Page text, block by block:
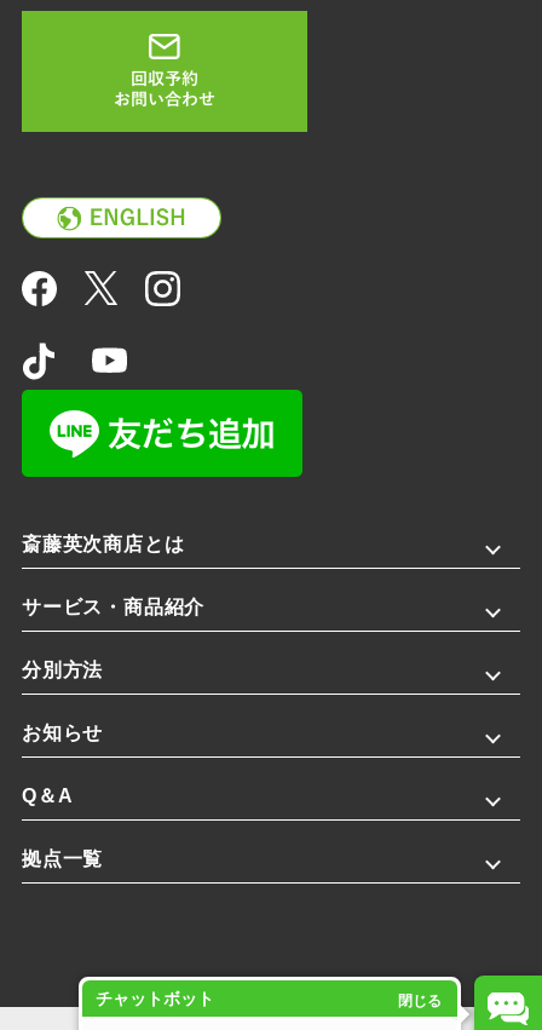
斎藤英次商店とは
サービス・商品紹介
分別方法
お知らせ
Q＆A
拠点一覧
チャットボット 閉じる